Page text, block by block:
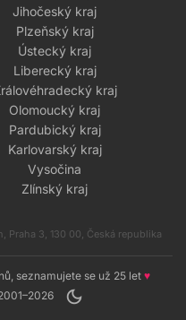
Jihočeský kraj
Plzeňský kraj
Ústecký kraj
Liberecký kraj
kraj
Olomoucký kraj
Pardubický kraj
Karlovarský kraj
Vysočina
Zlínský kraj
Praha 3, 130 00, Česká republika
seznamujete se už 25 let ♥
dark_mode